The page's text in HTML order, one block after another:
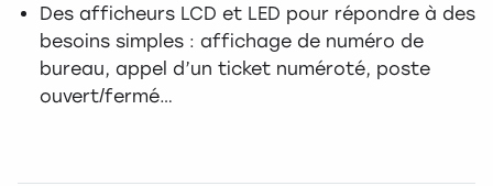
Des afficheurs LCD et LED pour répondre à des
besoins simples : affichage de numéro de
bureau, appel d’un ticket numéroté, poste
ouvert/fermé…